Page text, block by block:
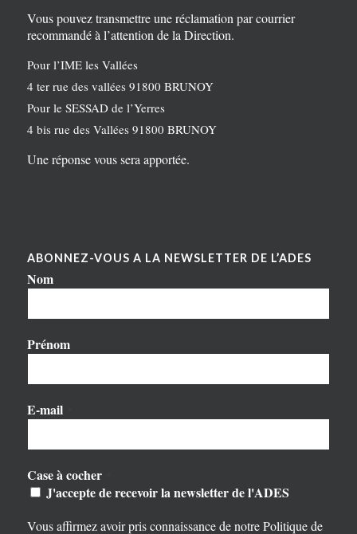
Vous pouvez transmettre une réclamation par courrier
recommandé à l’attention de la Direction.
Pour l’IME les Vallées
4 ter rue des vallées 91800 BRUNOY
Pour le SESSAD de l’Yerres
4 bis rue des Vallées 91800 BRUNOY
Une réponse vous sera apportée.
ABONNEZ-VOUS A LA NEWSLETTER DE L’ADES
Nom
Prénom
E-mail
Case à cocher
J'accepte de recevoir la newsletter de l'ADES
Vous affirmez avoir pris connaissance de notrePolitique de